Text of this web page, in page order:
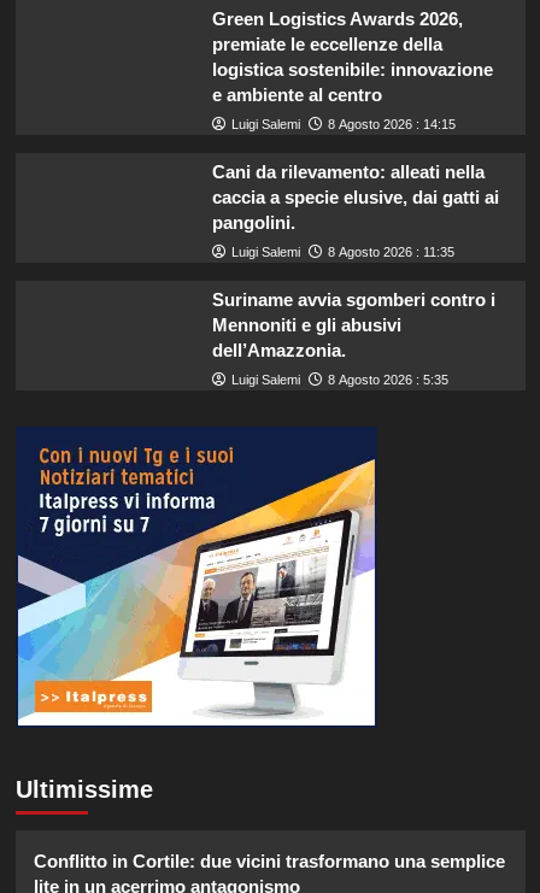
Green Logistics Awards 2026,
premiate le eccellenze della
logistica sostenibile: innovazione
e ambiente al centro
Luigi Salemi 8 Agosto 2026 : 14:15
Cani da rilevamento: alleati nella
caccia a specie elusive, dai gatti ai
pangolini.
Luigi Salemi 8 Agosto 2026 : 11:35
Suriname avvia sgomberi contro i
Mennoniti e gli abusivi
dell’Amazzonia.
Luigi Salemi 8 Agosto 2026 : 5:35
Ultimissime
Conflitto in Cortile: due vicini trasformano una semplice
lite in un acerrimo antagonismo